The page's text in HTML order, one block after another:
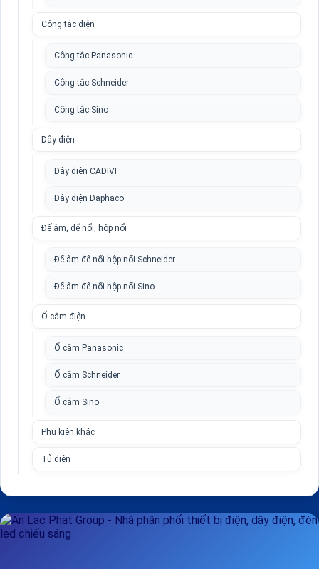
Công tắc điện
Công tắc Panasonic
Công tắc Schneider
Công tắc Sino
Dây điện
Dây điện CADIVI
Dây điện Daphaco
Đế âm, đế nổi, hộp nổi
Đế âm đế nổi hộp nổi Schneider
Đế âm đế nổi hộp nổi Sino
Ổ cắm điện
Ổ cắm Panasonic
Ổ cắm Schneider
Ổ cắm Sino
Phụ kiện khác
Tủ điện